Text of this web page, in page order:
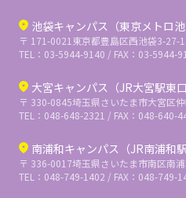
池袋キャンパス（東京メトロ
〒 171-0021 東京都豊島区西池袋3-27-
TEL：03-5944-9140 / FAX：03-5944-
大宮キャンパス（JR大宮駅東
〒 330-0845埼玉県さいたま市大宮区
TEL：048-648-2321 / FAX：048-640-
南浦和キャンパス（JR南浦和
〒 336-0017埼玉県さいたま市南区南
TEL：048-749-1402 / FAX：048-749-